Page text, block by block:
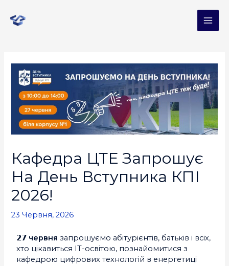
Кафедра ЦТЕ Запрошує
На День Вступника КПІ
2026!
23 Червня, 2026
𝟮𝟳 червня запрошуємо абітурієнтів, батьків і всіх,
хто цікавиться ІТ-освітою, познайомитися з
кафедрою цифрових технологій в енергетиці